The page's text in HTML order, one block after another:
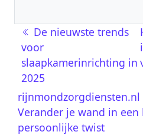
Berichtnavigatie
De nieuwste trends
voor
slaapkamerinrichting in
2025
rijnmondzorgdiensten.nl
Verander je wand in een
persoonlijke twist